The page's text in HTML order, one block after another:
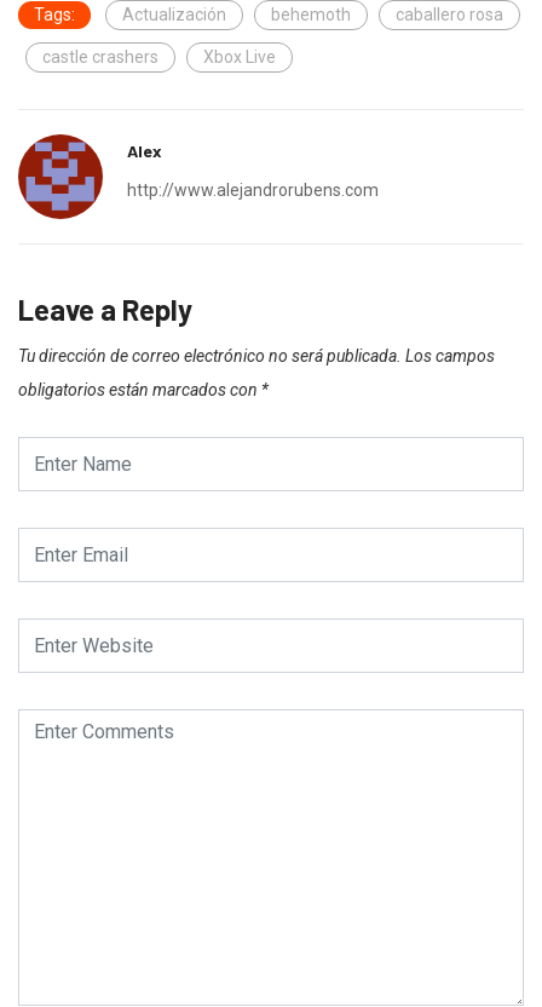
Tags: Actualización behemoth caballero rosa
castle crashers Xbox Live
Alex
http://www.alejandrorubens.com
Leave a Reply
Tu dirección de correo electrónico no será publicada. Los campos
obligatorios están marcados con *